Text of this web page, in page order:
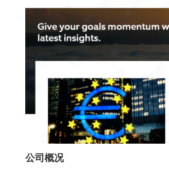
公司概况